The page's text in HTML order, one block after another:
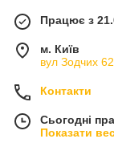
Працює з
м. Київ
вул Зодчих
Контакти
Сьогодні
Показати